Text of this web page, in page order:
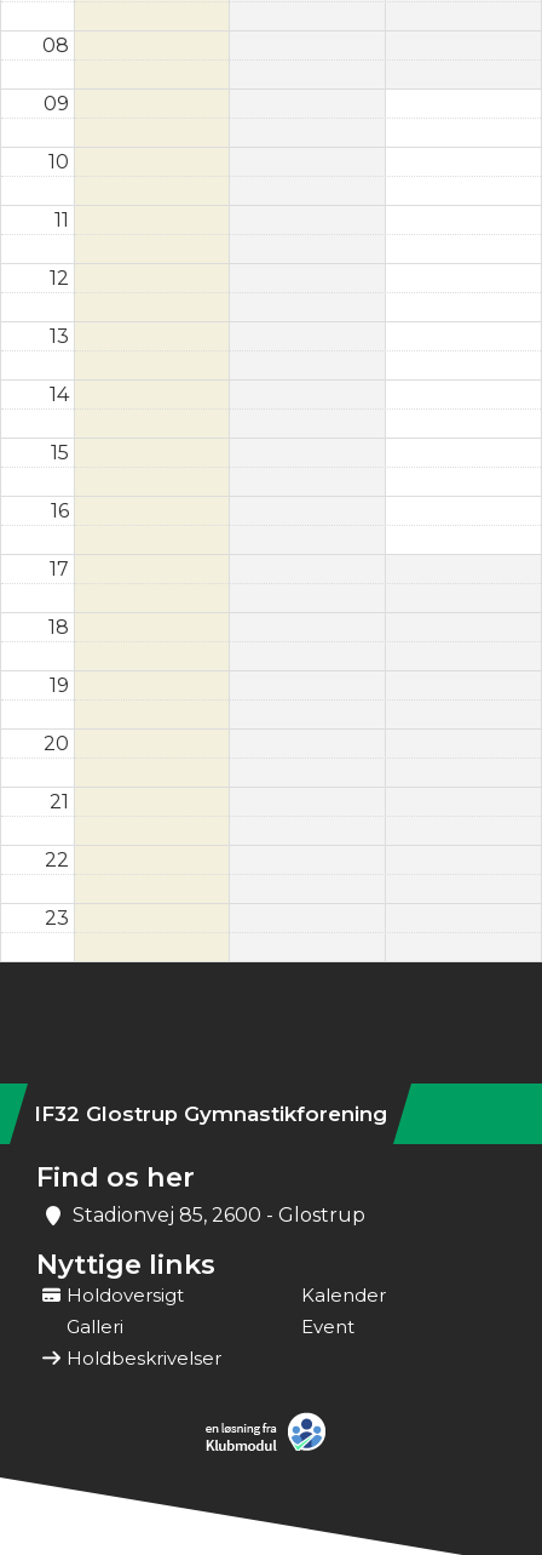
08
09
10
11
12
13
14
15
16
17
18
19
20
21
22
23
IF32 Glostrup Gymnastikforening
Find os her
Stadionvej 85, 2600 - Glostrup
Nyttige links
Holdoversigt
Kalender
Galleri
Event
Holdbeskrivelser